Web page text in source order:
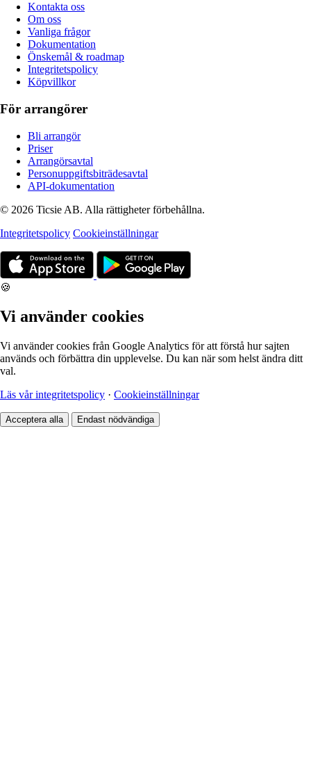
Kontakta oss
Om oss
Vanliga frågor
Dokumentation
Önskemål & roadmap
Integritetspolicy
Köpvillkor
För arrangörer
Bli arrangör
Priser
Arrangörsavtal
Personuppgiftsbiträdesavtal
API-dokumentation
© 2026 Ticsie AB. Alla rättigheter förbehållna.
Integritetspolicy Cookieinställningar
🍪
Vi använder cookies
Vi använder cookies från Google Analytics för att förstå hur sajten
används och förbättra din upplevelse. Du kan när som helst ändra ditt
val.
Läs vår integritetspolicy · Cookieinställningar
Acceptera alla Endast nödvändiga